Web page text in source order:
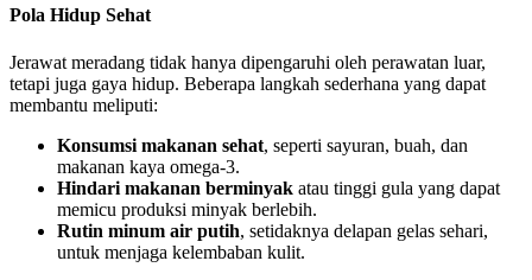
Pola Hidup Sehat
Jerawat meradang tidak hanya dipengaruhi oleh perawatan luar,
tetapi juga gaya hidup. Beberapa langkah sederhana yang dapat
membantu meliputi:
Konsumsi makanan sehat, seperti sayuran, buah, dan
makanan kaya omega-3.
Hindari makanan berminyak atau tinggi gula yang dapat
memicu produksi minyak berlebih.
Rutin minum air putih, setidaknya delapan gelas sehari,
untuk menjaga kelembaban kulit.